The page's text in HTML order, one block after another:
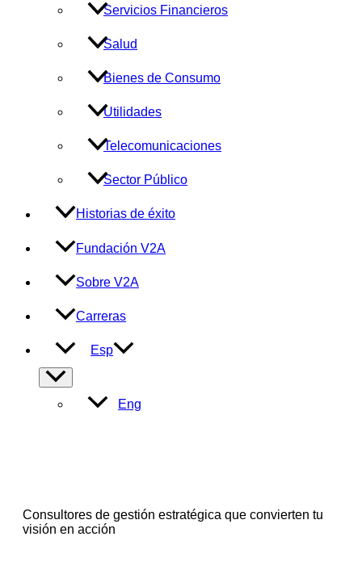
Servicios Financieros
Salud
Bienes de Consumo
Utilidades
Telecomunicaciones
Sector Público
Historias de éxito
Fundación V2A
Sobre V2A
Carreras
Esp
Alternar
menú
Eng
Consultores de gestión estratégica que convierten tu
visión en acción